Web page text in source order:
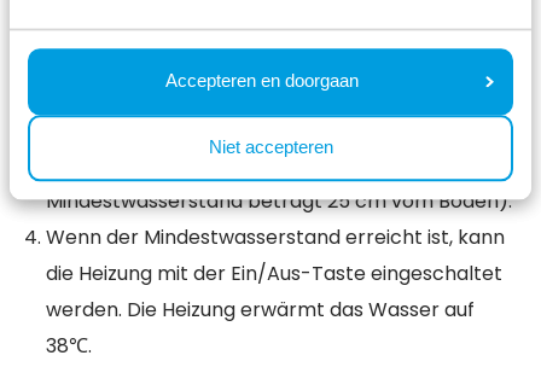
Accepteren en doorgaan
Niet accepteren
Wasserhahns befindet, kann er in der
Besteckschublade gefunden werden.
Wasserschlauch in die Wanne legen (der
Mindestwasserstand beträgt 25 cm vom Boden).
Wenn der Mindestwasserstand erreicht ist, kann
die Heizung mit der Ein/Aus-Taste eingeschaltet
werden. Die Heizung erwärmt das Wasser auf
38℃.